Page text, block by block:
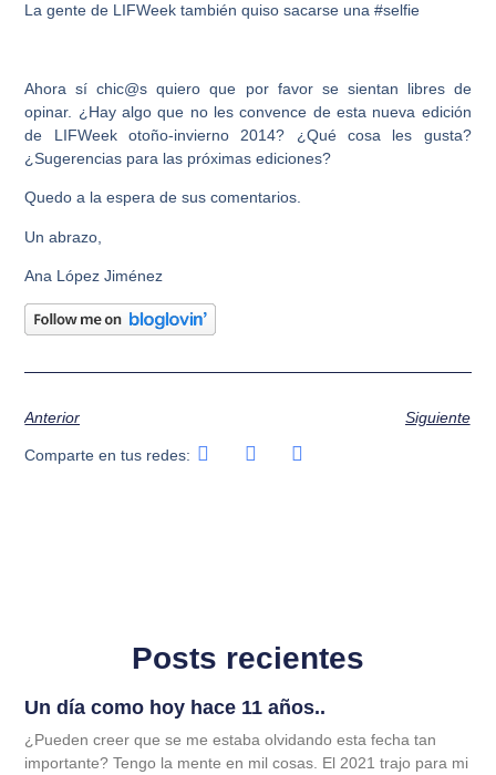
La gente de LIFWeek también quiso sacarse una #selfie
Ahora sí chic@s quiero que por favor se sientan libres de
opinar. ¿Hay algo que no les convence de esta nueva edición
de LIFWeek otoño-invierno 2014? ¿Qué cosa les gusta?
¿Sugerencias para las próximas ediciones?
Quedo a la espera de sus comentarios.
Un abrazo,
Ana López Jiménez
Anterior Siguiente
Comparte en tus redes:
Posts recientes
Un día como hoy hace 11 años..
¿Pueden creer que se me estaba olvidando esta fecha tan
importante? Tengo la mente en mil cosas. El 2021 trajo para mi